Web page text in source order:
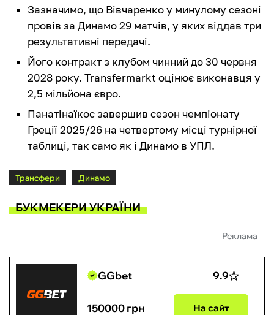
Зазначимо, що Вівчаренко у минулому сезоні
провів за Динамо 29 матчів, у яких віддав три
результативні передачі.
Його контракт з клубом чинний до 30 червня
2028 року. Transfermarkt оцінює виконавця у
2,5 мільйона євро.
Панатінаїкос завершив сезон чемпіонату
Греції 2025/26 на четвертому місці турнірної
таблиці, так само як і Динамо в УПЛ.
Трансфери Динамо
БУКМЕКЕРИ УКРАЇНИ
Реклама
GGbet 9.9
150000 грн На сайт